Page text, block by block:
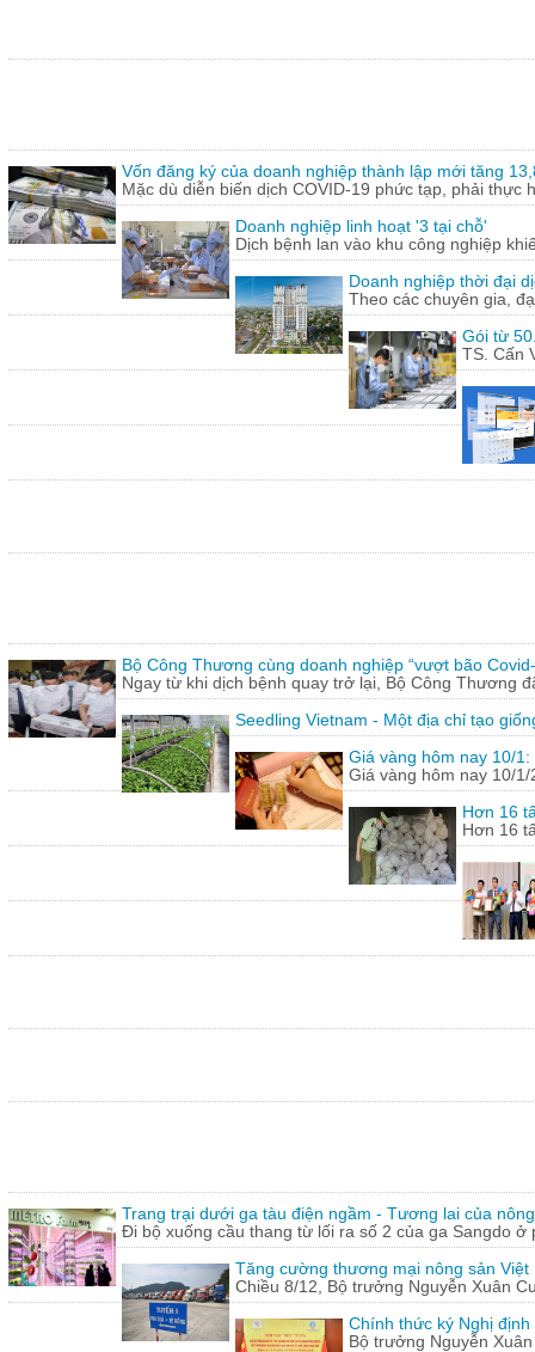
Vốn đăng ký của doanh nghiệp thành lập mới tăng
Mặc dù diễn biến dịch COVID-19 phức tạp, phải thực
Doanh nghiệp linh hoạt '3 tại chỗ'
Dịch bệnh lan vào khu công nghiệp
Doanh nghiệp thời đại
Theo các chuyên gia,
Gói từ
TS. Cấn
Bộ Công Thương cùng doanh nghiệp “vượt bão
Ngay từ khi dịch bệnh quay trở lại, Bộ Công Thương
Seedling Vietnam - Một địa chỉ tạo
Giá vàng hôm nay 10/
Giá vàng hôm nay 10/
Hơn 16
Hơn 16
Trang trại dưới ga tàu điện ngầm - Tương lai của
Đi bộ xuống cầu thang từ lối ra số 2 của ga Sangdo ở
Tăng cường thương mại nông sản Việt
Chiều 8/12, Bộ trưởng Nguyễn Xuân
Chính thức ký Nghị
Bộ trưởng Nguyễn